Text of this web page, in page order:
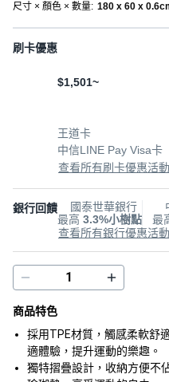
尺寸 × 顏色 × 數量: 180 x 60 x
刷卡優惠
$1,501~
王道卡
中信LINE Pay Visa卡
查看所有刷卡優惠活動
銀行回饋
國泰世華銀行
最高 3.3%小樹點
最
查看所有銀行優惠活動
商品特色
採用TPE材質，觸感柔軟舒
適體驗，提升運動的樂趣。
獨特摺疊設計，收納方便不